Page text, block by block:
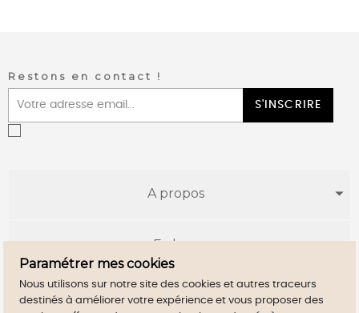
Restons en contact !
S'INSCRIRE
A propos
E-shop
Infos utiles
Paramétrer mes cookies
Nous utilisons sur notre site des cookies et autres traceurs
destinés à améliorer votre expérience et vous proposer des